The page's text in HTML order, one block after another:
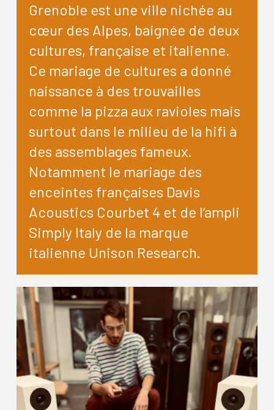
Grenoble est une ville nichée au
cœur des Alpes, baignée de deux
cultures, française et italienne.
Ce mariage de cultures a donné
naissance à des trouvailles
comme la pizza aux ravioles mais
surtout dans le milieu de la hifi à
des assemblages fameux.
Notamment le mariage des
enceintes françaises Davis
Acoustics Courbet 4 et de l’ampli
Simply Italy de la marque
italienne Unison Research.